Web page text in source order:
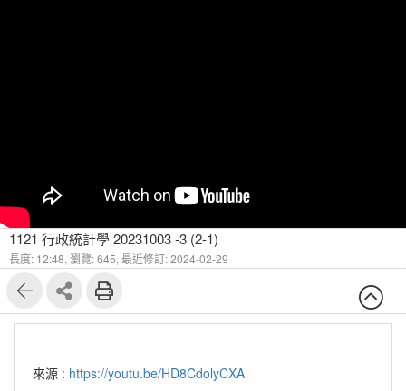
1121 行政統計學 20231003 -3 (2-1)
長度: 12:48, 瀏覽: 645, 最近修訂: 2024-02-29
來源 : https://youtu.be/HD8CdolyCXA